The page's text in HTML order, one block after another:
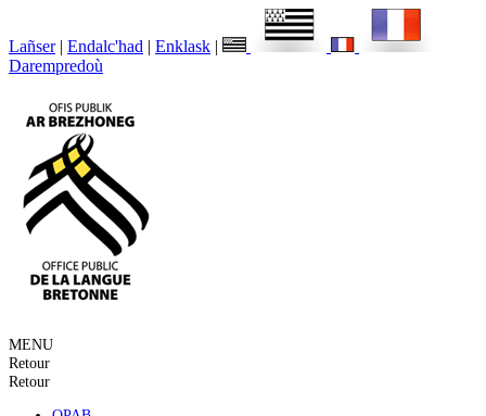
Lañser | Endalc'had | Enklask |
Darempredoù
MENU
Retour
Retour